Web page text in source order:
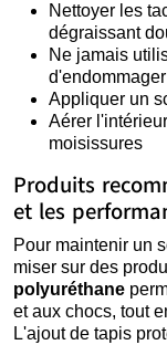
Nettoyer les
dégraissant
Ne jamais
Appliquer un
Aérer
moisissures
Produits
et les
Pour maintenir un
miser sur des
polyuréthane
et aux chocs, tout
L'ajout de tapis